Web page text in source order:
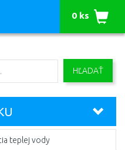
HĽADAŤ
0 ks
teplej vody